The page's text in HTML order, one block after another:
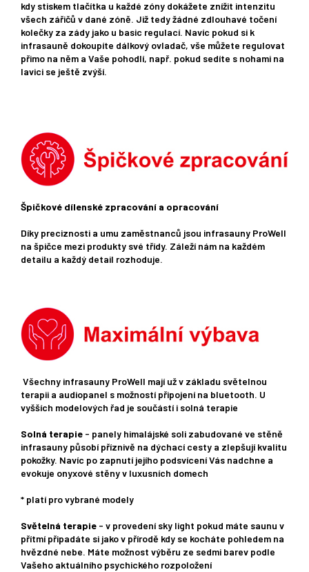
kdy stiskem tlačítka u každé zóny dokážete znížit intenzitu
všech zářičů v dané zóně. Již tedy žádné zdlouhavé točení
kolečky za zády jako u basic regulací. Navíc pokud si k
infrasauně dokoupíte dálkový ovladač, vše můžete regulovat
přimo na něm a Vaše pohodlí, např. pokud sedíte s nohami na
lavici se ještě zvýší.
Špičkové dílenské zpracování a opracování
Díky preciznosti a umu zaměstnanců jsou infrasauny ProWell
na špičce mezi produkty své třídy. Záleží nám na každém
detailu a každý detail rozhoduje.
Všechny infrasauny ProWell mají už v základu světelnou
terapii a audiopanel s možností připojení na bluetooth. U
vyšších modelových řad je součástí i solná terapie
Solná terapie - panely himalájské soli zabudované ve stěně
infrasauny působí příznivě na dýchací cesty a zlepšují kvalitu
pokožky. Navíc po zapnutí jejího podsvícení Vás nadchne a
evokuje onyxové stěny v luxusních domech
* platí pro vybrané modely
Světelná terapie - v provedení sky light pokud máte saunu v
přítmí připadáte si jako v přírodě kdy se kocháte pohledem na
hvězdné nebe. Máte možnost výběru ze sedmi barev podle
Vašeho aktuálního psychického rozpoložení